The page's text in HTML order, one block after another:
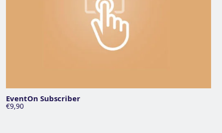
EventOn Subscriber
€9,90